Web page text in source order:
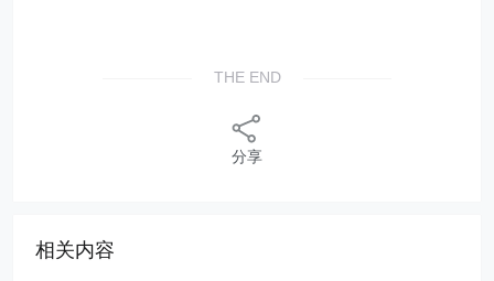
THE END
分享
相关内容